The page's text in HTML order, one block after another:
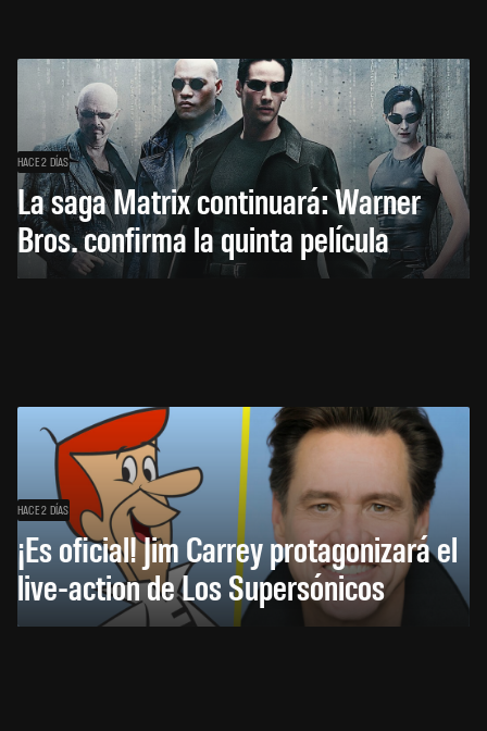
HACE 2 DÍAS
La saga Matrix continuará: Warner
Bros. confirma la quinta película
HACE 2 DÍAS
¡Es oficial! Jim Carrey protagonizará el
live-action de Los Supersónicos